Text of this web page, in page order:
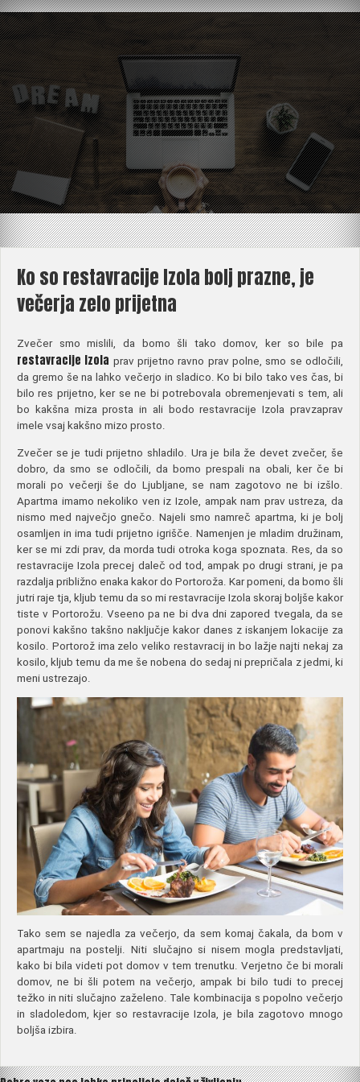
Skip
to
content
Ko so restavracije Izola bolj prazne, je
večerja zelo prijetna
Zvečer smo mislili, da bomo šli tako domov, ker so bile pa
restavracije Izola prav prijetno ravno prav polne, smo se odločili,
da gremo še na lahko večerjo in sladico. Ko bi bilo tako ves čas, bi
bilo res prijetno, ker se ne bi potrebovala obremenjevati s tem, ali
bo kakšna miza prosta in ali bodo restavracije Izola pravzaprav
imele vsaj kakšno mizo prosto.
Zvečer se je tudi prijetno shladilo. Ura je bila že devet zvečer, še
dobro, da smo se odločili, da bomo prespali na obali, ker če bi
morali po večerji še do Ljubljane, se nam zagotovo ne bi izšlo.
Apartma imamo nekoliko ven iz Izole, ampak nam prav ustreza, da
nismo med največjo gnečo. Najeli smo namreč apartma, ki je bolj
osamljen in ima tudi prijetno igrišče. Namenjen je mladim družinam,
ker se mi zdi prav, da morda tudi otroka koga spoznata. Res, da so
restavracije Izola precej daleč od tod, ampak po drugi strani, je pa
razdalja približno enaka kakor do Portoroža. Kar pomeni, da bomo šli
jutri raje tja, kljub temu da so mi restavracije Izola skoraj boljše kakor
tiste v Portorožu. Vseeno pa ne bi dva dni zapored tvegala, da se
ponovi kakšno takšno naključje kakor danes z iskanjem lokacije za
kosilo. Portorož ima zelo veliko restavracij in bo lažje najti nekaj za
kosilo, kljub temu da me še nobena do sedaj ni prepričala z jedmi, ki
meni ustrezajo.
Tako sem se najedla za večerjo, da sem komaj čakala, da bom v
apartmaju na postelji. Niti slučajno si nisem mogla predstavljati,
kako bi bila videti pot domov v tem trenutku. Verjetno če bi morali
domov, ne bi šli potem na večerjo, ampak bi bilo tudi to precej
težko in niti slučajno zaželeno. Tale kombinacija s popolno večerjo
in sladoledom, kjer so restavracije Izola, je bila zagotovo mnogo
boljša izbira.